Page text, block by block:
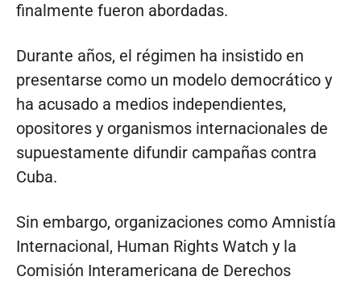
finalmente fueron abordadas.
Durante años, el régimen ha insistido en
presentarse como un modelo democrático y
ha acusado a medios independientes,
opositores y organismos internacionales de
supuestamente difundir campañas contra
Cuba.
Sin embargo, organizaciones como Amnistía
Internacional, Human Rights Watch y la
Comisión Interamericana de Derechos